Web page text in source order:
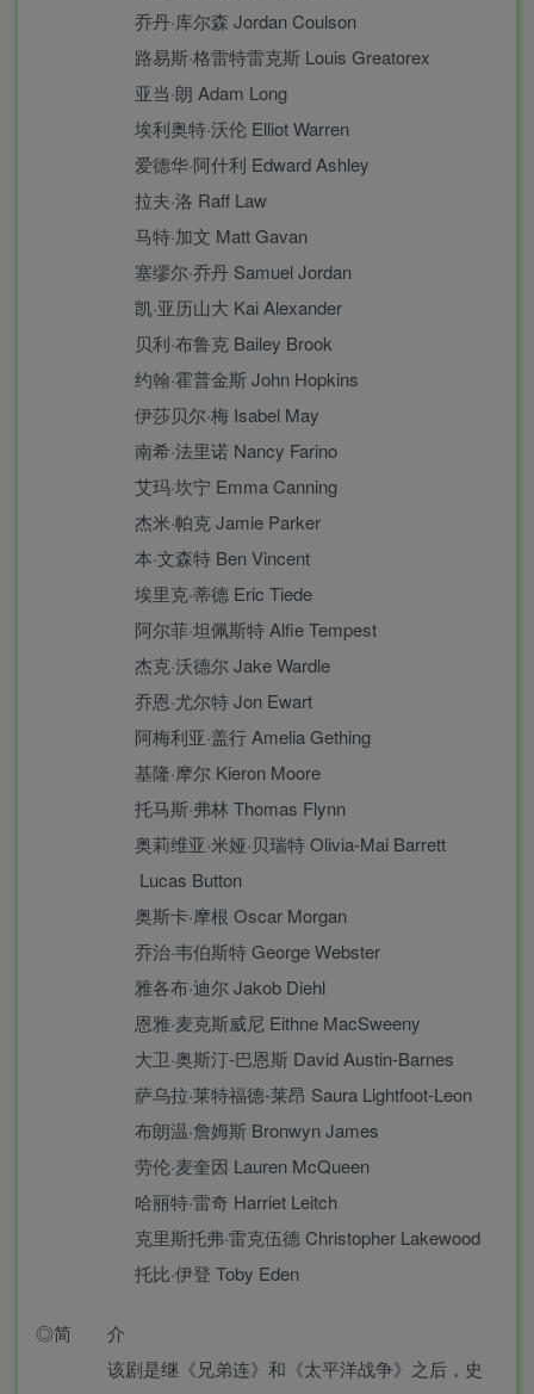
乔丹·库尔森 Jordan Coulson
路易斯·格雷特雷克斯 Louis Greatorex
亚当·朗 Adam Long
埃利奥特·沃伦 Elliot Warren
爱德华·阿什利 Edward Ashley
拉夫·洛 Raff Law
马特·加文 Matt Gavan
塞缪尔·乔丹 Samuel Jordan
凯·亚历山大 Kai Alexander
贝利·布鲁克 Bailey Brook
约翰·霍普金斯 John Hopkins
伊莎贝尔·梅 Isabel May
南希·法里诺 Nancy Farino
艾玛·坎宁 Emma Canning
杰米·帕克 Jamie Parker
本·文森特 Ben Vincent
埃里克·蒂德 Eric Tiede
阿尔菲·坦佩斯特 Alfie Tempest
杰克·沃德尔 Jake Wardle
乔恩·尤尔特 Jon Ewart
阿梅利亚·盖行 Amelia Gething
基隆·摩尔 Kieron Moore
托马斯·弗林 Thomas Flynn
奥莉维亚·米娅·贝瑞特 Olivia-Mai Barrett
Lucas Button
奥斯卡·摩根 Oscar Morgan
乔治·韦伯斯特 George Webster
雅各布·迪尔 Jakob Diehl
恩雅·麦克斯威尼 Eithne MacSweeny
大卫·奥斯汀-巴恩斯 David Austin-Barnes
萨乌拉·莱特福德-莱昂 Saura Lightfoot-Leon
布朗温·詹姆斯 Bronwyn James
劳伦·麦奎因 Lauren McQueen
哈丽特·雷奇 Harriet Leitch
克里斯托弗·雷克伍德 Christopher Lakewood
托比·伊登 Toby Eden
◎简 介
该剧是继《兄弟连》和《太平洋战争》之后，史